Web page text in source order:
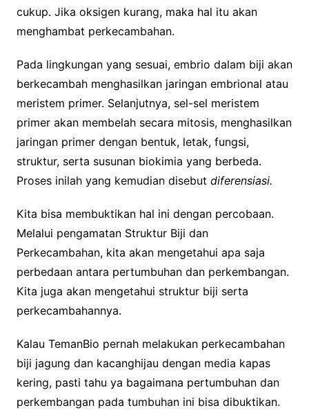
cukup. Jika oksigen kurang, maka hal itu akan
menghambat perkecambahan.
Pada lingkungan yang sesuai, embrio dalam biji akan
berkecambah menghasilkan jaringan embrional atau
meristem primer. Selanjutnya, sel-sel meristem
primer akan membelah secara mitosis, menghasilkan
jaringan primer dengan bentuk, letak, fungsi,
struktur, serta susunan biokimia yang berbeda.
Proses inilah yang kemudian disebut diferensiasi.
Kita bisa membuktikan hal ini dengan percobaan.
Melalui pengamatan Struktur Biji dan
Perkecambahan, kita akan mengetahui apa saja
perbedaan antara pertumbuhan dan perkembangan.
Kita juga akan mengetahui struktur biji serta
perkecambahannya.
Kalau TemanBio pernah melakukan perkecambahan
biji jagung dan kacanghijau dengan media kapas
kering, pasti tahu ya bagaimana pertumbuhan dan
perkembangan pada tumbuhan ini bisa dibuktikan.